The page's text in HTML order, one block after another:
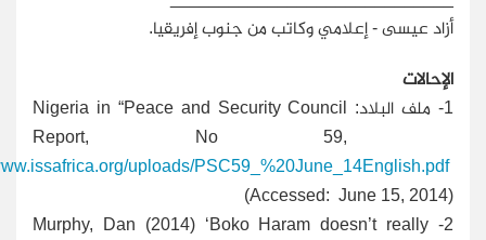
أزاد عيسى - إعلامي وكاتب من جنوب إفريقيا.
الإحالات
1-
ملف البلاد: Nigeria in “Peace and Security Council
Report, No 59,
uploads/PSC59_%20June_14English.pdf
(Accessed: June 15, 2014)
2
- Murphy, Dan (2014) ‘Boko Haram doesn’t really